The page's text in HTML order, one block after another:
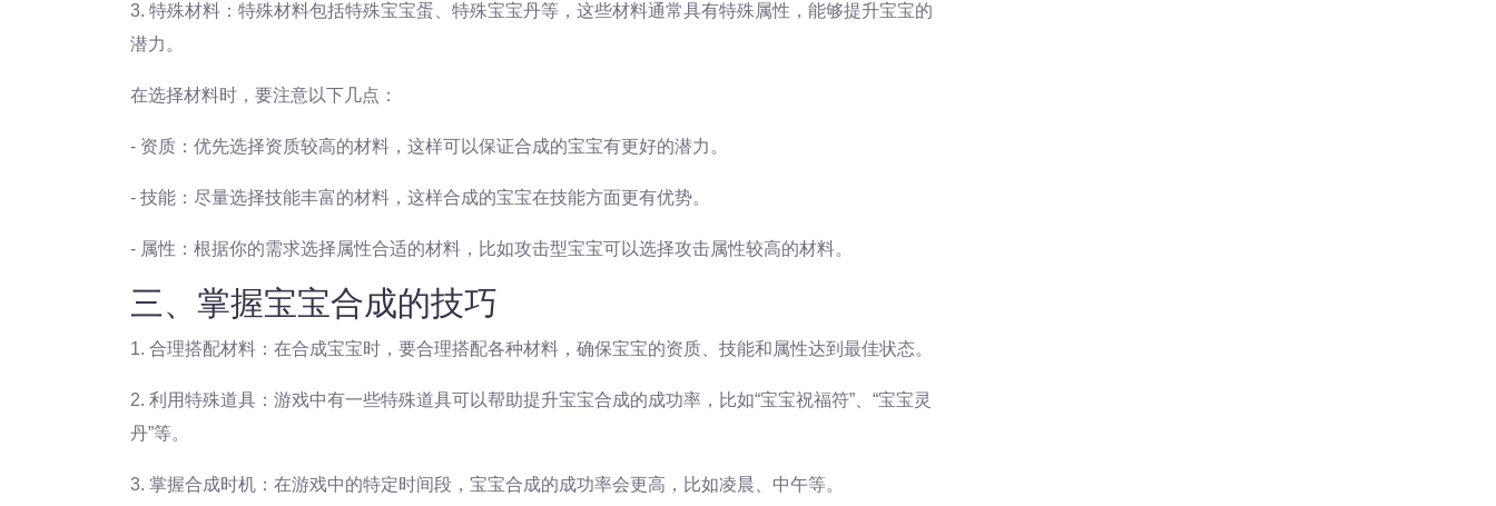
3. 特殊材料：特殊材料包括特殊宝宝蛋、特殊宝宝丹等，这些材料通常具有特殊属性，能够提升宝宝的
潜力。
在选择材料时，要注意以下几点：
- 资质：优先选择资质较高的材料，这样可以保证合成的宝宝有更好的潜力。
- 技能：尽量选择技能丰富的材料，这样合成的宝宝在技能方面更有优势。
- 属性：根据你的需求选择属性合适的材料，比如攻击型宝宝可以选择攻击属性较高的材料。
三、掌握宝宝合成的技巧
1. 合理搭配材料：在合成宝宝时，要合理搭配各种材料，确保宝宝的资质、技能和属性达到最佳状态。
2. 利用特殊道具：游戏中有一些特殊道具可以帮助提升宝宝合成的成功率，比如“宝宝祝福符”、“宝宝灵
丹”等。
3. 掌握合成时机：在游戏中的特定时间段，宝宝合成的成功率会更高，比如凌晨、中午等。